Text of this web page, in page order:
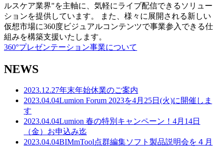
ルスケア業界"を主軸に、気軽にライブ配信できるソリュー
ションを提供しています。 また、様々に展開される新しい
仮想市場に360度ビジュアルコンテンツで事業参入できる仕
組みを構築支援いたします。
360°プレゼンテーション事業について
NEWS
2023.12.27年末年始休業のご案内
2023.04.04Lumion Forum 2023を4月25日(火)に開催しま
す
2023.04.04Lumion 春の特別キャンペーン！4月14日
（金）お申込み迄
2023.04.04BIMmTool点群編集ソフト製品説明会を４月